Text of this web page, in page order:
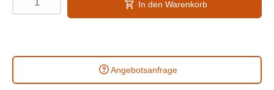
In den Warenkorb
Angebotsanfrage